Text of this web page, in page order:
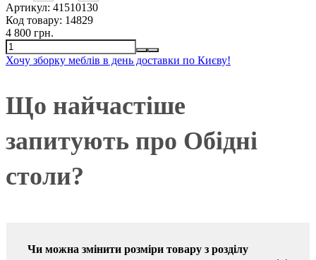
Артикул: 41510130
Код товару: 14829
4 800 грн.
Хочу зборку меблів в день доставки по Києву!
Що найчастіше
запитують про Обідні
столи?
Чи можна змінити розміри товару з розділу